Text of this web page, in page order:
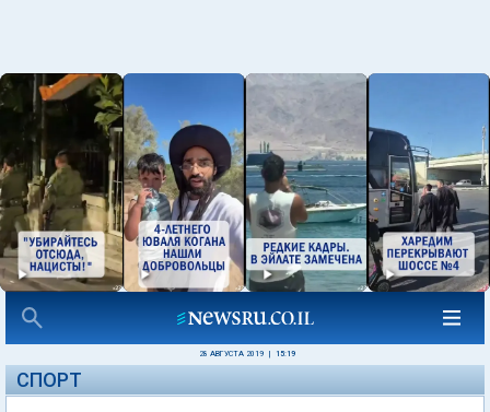
28 АВГУСТА 2019 15:19
СПОРТ